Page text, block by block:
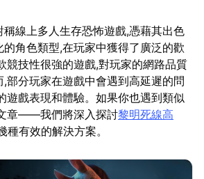
線上多人生存恐怖遊戲,憑藉其出色
角色類型,在玩家中獲得了廣泛的歡
競技性很強的遊戲,對玩家的網路品質
部分玩家在遊戲中會遇到高延遲的問
遊戲表現和體驗。如果你也遇到類似
章——我們將深入探討黎明死線高
種有效的解決方案。